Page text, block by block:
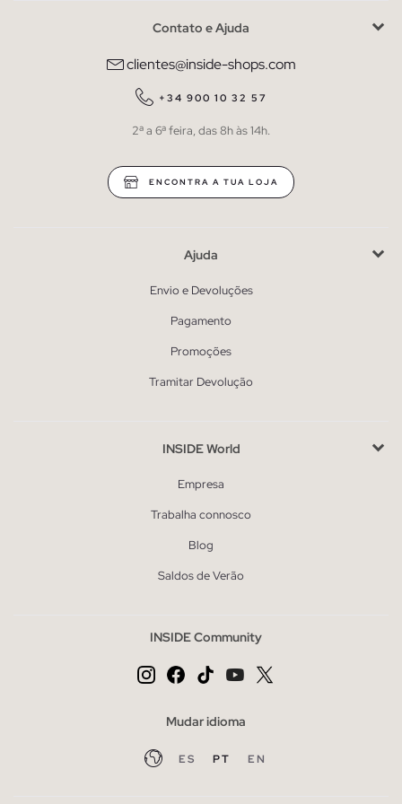
Contato e Ajuda
clientes@inside-shops.com
+34 900 10 32 57
2ª a 6ª feira, das 8h às 14h.
ENCONTRA A TUA LOJA
Ajuda
Envio e Devoluções
Pagamento
Promoções
Tramitar Devolução
INSIDE World
Empresa
Trabalha connosco
Blog
Saldos de Verão
INSIDE Community
Mudar idioma
ES PT EN